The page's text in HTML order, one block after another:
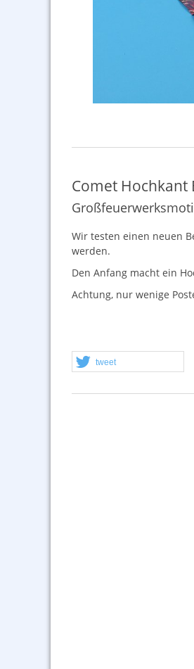
Comet Hochkant
Wir testen einen neuen
werden.
Den Anfang macht ein
Achtung, nur wenige
tweet